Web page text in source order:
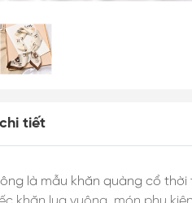
tiết
là mẫu khăn quàng cổ